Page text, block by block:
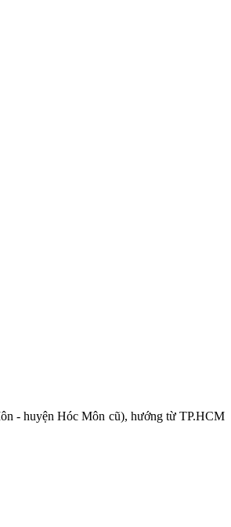
- huyện Hóc Môn cũ), hướng từ TP.HCM